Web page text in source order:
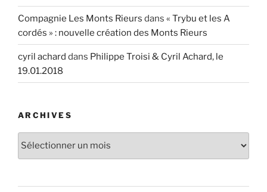
Compagnie Les Monts Rieurs dans « Trybu et les A
cordés » : nouvelle création des Monts Rieurs
cyril achard dans Philippe Troisi & Cyril Achard, le
19.01.2018
ARCHIVES